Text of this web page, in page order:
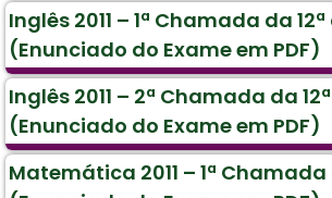
Inglês 2011 – 1ª Chamada da
(Enunciado do Exame em PDF)
Inglês 2011 – 2ª Chamada da
(Enunciado do Exame em PDF)
Matemática 2011 – 1ª Chamada